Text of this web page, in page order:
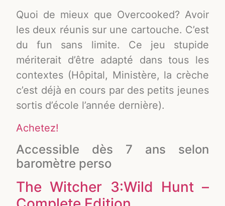
Quoi de mieux que Overcooked? Avoir
les deux réunis sur une cartouche. C’est
du fun sans limite. Ce jeu stupide
mériterait d’être adapté dans tous les
contextes (Hôpital, Ministère, la crèche
c’est déjà en cours par des petits jeunes
sortis d’école l’année dernière).
Achetez!
Accessible dès 7 ans selon
baromètre perso
The Witcher 3:Wild Hunt –